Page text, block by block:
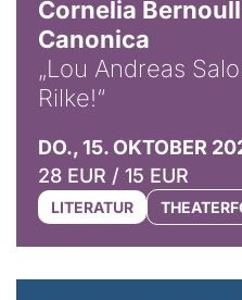
Cornelia
Canonica
„Lou Andreas
Rilke!“
DO., 15. OKTOBER
28 EUR / 15 EUR
LITERATUR